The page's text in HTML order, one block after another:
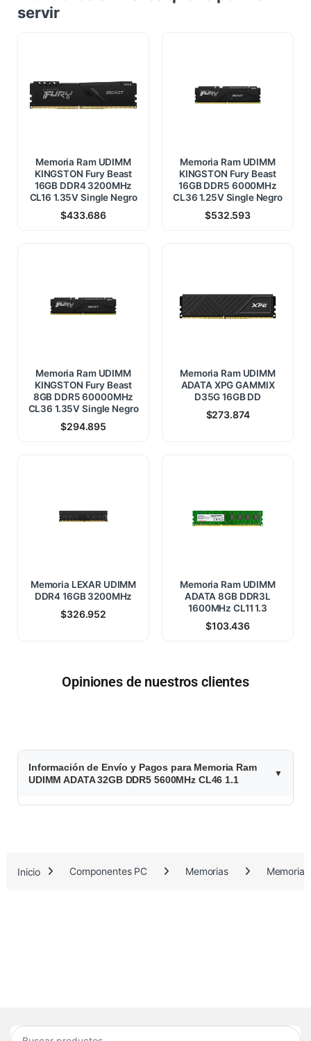
servir
Memoria Ram UDIMM
KINGSTON Fury Beast
16GB DDR4 3200MHz
CL16 1.35V Single Negro
$433.686
Memoria Ram UDIMM
KINGSTON Fury Beast
16GB DDR5 6000MHz
CL36 1.25V Single Negro
$532.593
Memoria Ram UDIMM
KINGSTON Fury Beast
8GB DDR5 60000MHz
CL36 1.35V Single Negro
$294.895
Memoria Ram UDIMM
ADATA XPG GAMMIX
D35G 16GB DD
$273.874
Memoria LEXAR UDIMM
DDR4 16GB 3200MHz
$326.952
Memoria Ram UDIMM
ADATA 8GB DDR3L
1600MHz CL11 1.3
$103.436
Opiniones de nuestros clientes
$
8
5
.
Información de Envío y Pagos para Memoria Ram
UDIMM ADATA 32GB DDR5 5600MHz CL46 1.1
Inicio Componentes PC Memorias